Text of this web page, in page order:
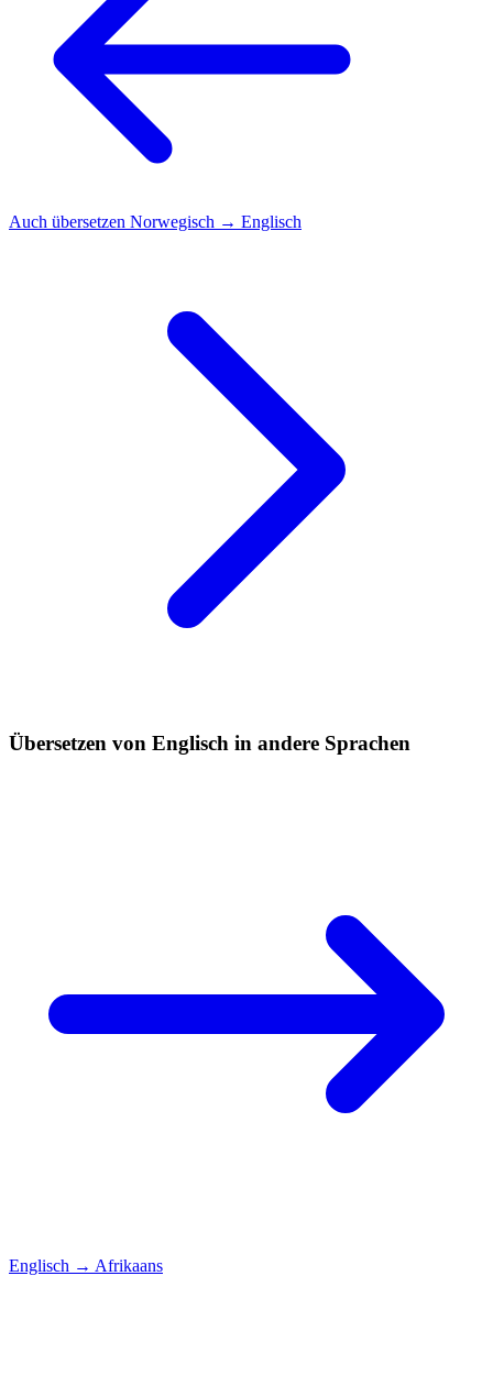
Auch übersetzen Norwegisch → Englisch
Übersetzen von Englisch in andere Sprachen
Englisch → Afrikaans